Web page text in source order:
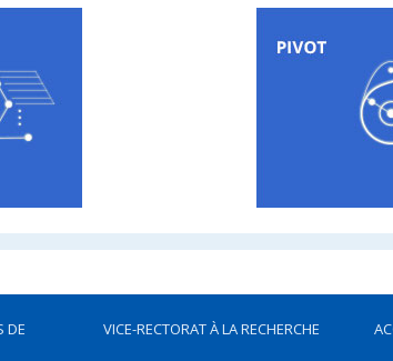
DE
VICE-RECTORAT À LA RECHERCHE